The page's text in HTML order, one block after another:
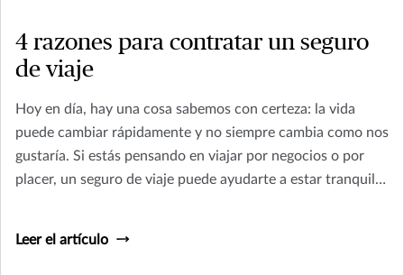
4 razones para contratar un seguro
de viaje
Hoy en día, hay una cosa sabemos con certeza: la vida
puede cambiar rápidamente y no siempre cambia como nos
gustaría. Si estás pensando en viajar por negocios o por
placer, un seguro de viaje puede ayudarte a estar tranquilo,
Leer el artículo